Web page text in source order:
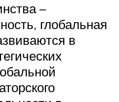
–
глобальная
в